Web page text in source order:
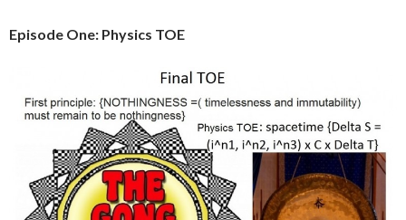
Episode One: Physics TOE